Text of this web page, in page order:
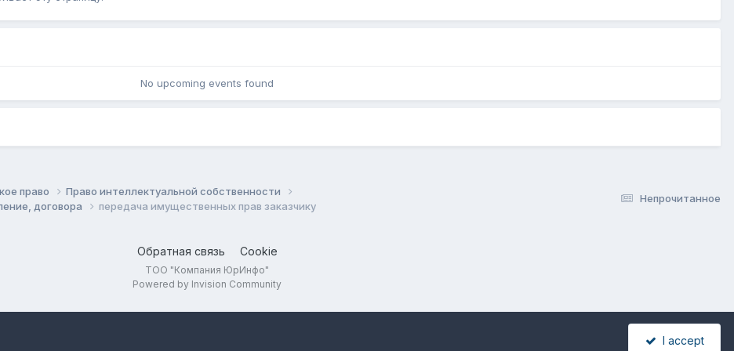
No upcoming events found
Непрочитанное
право
Право интеллектуальной собственности
договора
передача имущественных прав заказчику
Обратная связь Cookie
ТОО "Компания ЮрИнфо"
Powered by Invision Community
I accept